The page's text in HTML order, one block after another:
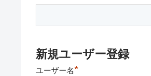
新規ユーザー登録
ユーザー名*